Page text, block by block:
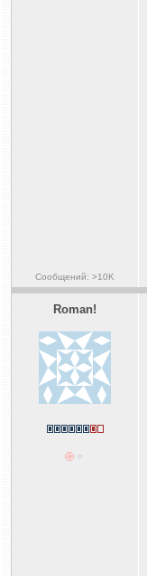
Сообщений: >10K
Roman!